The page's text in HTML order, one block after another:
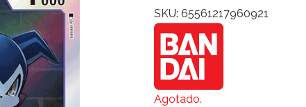
SKU: 65561217960921
Agotado.